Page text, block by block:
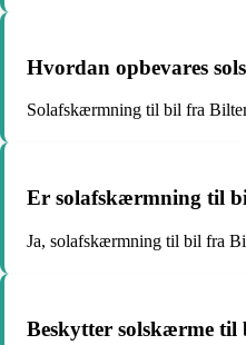
Hvordan opbevares
Solafskærmning til bil fra
Er solafskærmning til
Ja, solafskærmning til bil fra
Beskytter solskærme